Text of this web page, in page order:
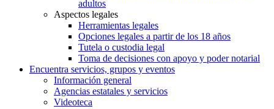
adultos
Aspectos legales
Herramientas legales
Opciones legales a partir de los 18 años
Tutela o custodia legal
Toma de decisiones con apoyo y poder notarial
Encuentra servicios, grupos y eventos
Información general
Agencias estatales y servicios
Videoteca